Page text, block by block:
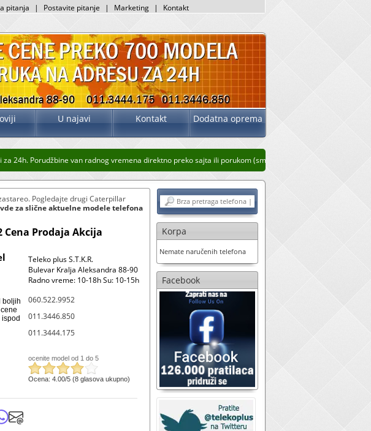
pitanja | Postavite pitanje | Marketing | Kontakt
U najavi Kontakt Dodatna oprema
Porudžbine van radnog vremena direktno preko sajta ili porukom (sms, whatsup, viber)
Pogledajte drugi Caterpillar
za slične aktuelne modele telefona
Cena Prodaja Akcija
boljih
Teleko plus S.T.K.R.
Bulevar Kralja Aleksandra 88-90
Radno vreme: 10-18h Su: 10-15h
060.522.9952
011.3446.850
011.3444.175
ocenite model od 1 do 5
Ocena: 4.00/5 (8 glasova ukupno)
Korpa
Nemate naručenih telefona
Facebook